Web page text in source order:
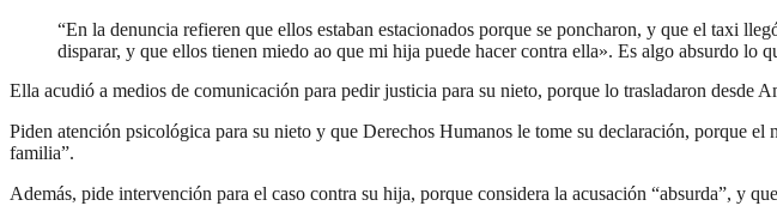
“En la denuncia refieren que ellos estaban estacionados porque se poncharon, y que el taxi
disparar, y que ellos tienen miedo ao que mi hija puede hacer contra ella». Es algo absurdo lo
Ella acudió a medios de comunicación para pedir justicia para su nieto, porque lo trasladaron desde
Piden atención psicológica para su nieto y que Derechos Humanos le tome su declaración, porque
familia”.
Además, pide intervención para el caso contra su hija, porque considera la acusación “absurda”, y